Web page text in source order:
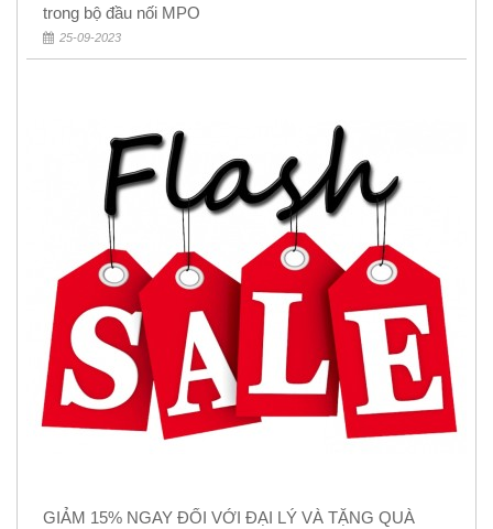
trong bộ đầu nối MPO
25-09-2023
GIẢM 15% NGAY ĐỐI VỚI ĐẠI LÝ VÀ TẶNG QUÀ